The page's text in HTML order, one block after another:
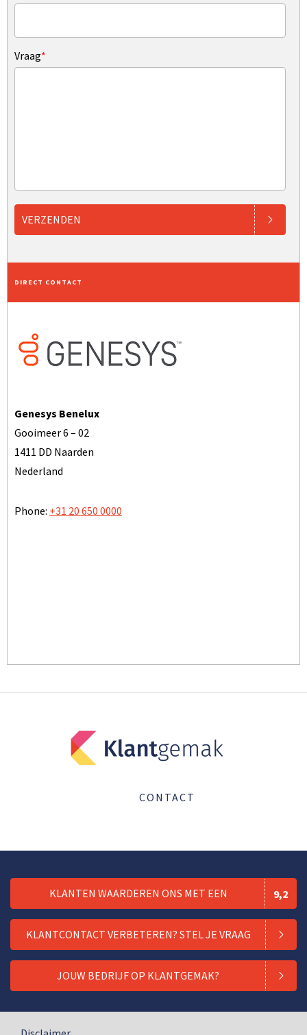
Vraag*
VERZENDEN
DIRECT CONTACT
Genesys Benelux
Gooimeer 6 – 02
1411 DD Naarden
Nederland
Phone: +31 20 650 0000
CONTACT
KLANTEN WAARDEREN ONS MET EEN 9,2
KLANTCONTACT VERBETEREN? STEL JE VRAAG
JOUW BEDRIJF OP KLANTGEMAK?